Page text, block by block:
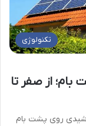
تکنولوژی
از صفر تا
روی پشت بام